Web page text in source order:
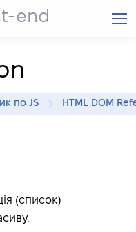
end
по JS HTML DOM
(список)